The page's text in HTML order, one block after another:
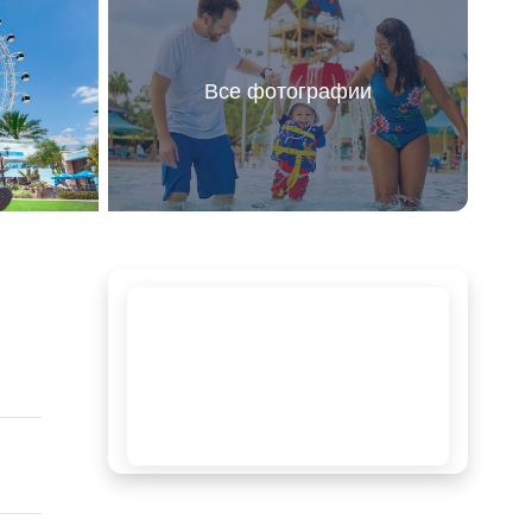
Все фотографии